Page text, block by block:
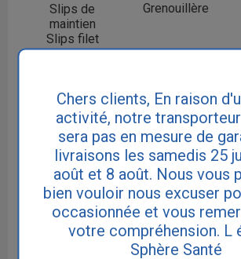
Slips de
maintien
Slips filet
Grenouillère
Culottes plastiques
Culottes PVC
Chers clients, En raison
activité, notre
sera pas en mesure de
livraisons les samedis 25
août et 8 août. Nous vous
bien vouloir nous excuser
occasionnée et vous
votre compréhension. L
Sphère Santé